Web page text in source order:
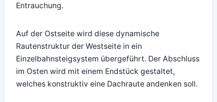
Entrauchung.
Auf der Ostseite wird diese dynamische
Rautenstruktur der Westseite in ein
Einzelbahnsteigsystem übergeführt. Der Abschluss
im Osten wird mit einem Endstück gestaltet,
welches konstruktiv eine Dachraute andenken soll.